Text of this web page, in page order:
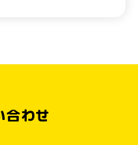
合わせ